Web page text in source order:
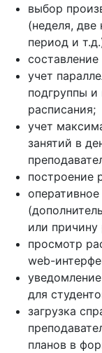
выбор
(неделя,
период и
учет
подгруппы и
расписания;
учет
занятий в
построение
или причину
просмотр
web-
для
загрузка
планов в